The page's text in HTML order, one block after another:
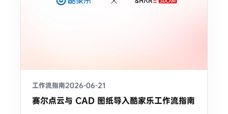
工作流指南2026-06-21
赛尔点云与 CAD 图纸导入酷家乐工作流指南